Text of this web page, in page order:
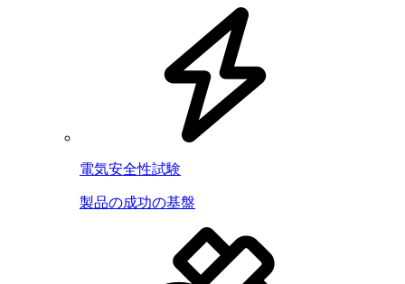
電気安全性試験
製品の成功の基盤